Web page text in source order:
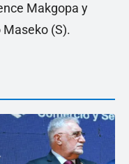
Makgopa y
(S).